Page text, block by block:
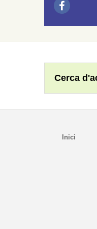
Cerca
Inici